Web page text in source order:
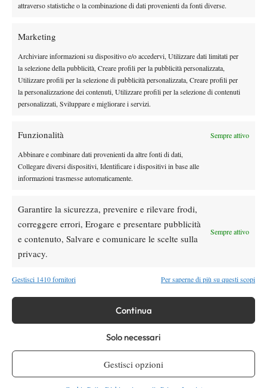
attraverso statistiche o la combinazione di dati provenienti da fonti diverse.
Marketing
Archiviare informazioni su dispositivo e/o accedervi, Utilizzare dati limitati per
la selezione della pubblicità, Creare profili per la pubblicità personalizzata,
Utilizzare profili per la selezione di pubblicità personalizzata, Creare profili per
la personalizzazione dei contenuti, Utilizzare profili per la selezione di contenuti
personalizzati, Sviluppare e migliorare i servizi.
Funzionalità Sempre attivo
Abbinare e combinare dati provenienti da altre fonti di dati,
Collegare diversi dispositivi, Identificare i dispositivi in base alle
informazioni trasmesse automaticamente.
Garantire la sicurezza, prevenire e rilevare frodi,
correggere errori, Erogare e presentare pubblicità
e contenuto, Salvare e comunicare le scelte sulla
privacy.
Sempre attivo
Gestisci 1410 fornitori Per saperne di più su questi scopi
Continua
Solo necessari
Gestisci opzioni
Instagram
Testata giornalisticaSpazio Tennisregistrata Aut-Trib Milano n°
10268 del 15/09/2025
Direttore Responsabile: Alessandro Nizegorodcew
HOME
WTA
CHALLENGER